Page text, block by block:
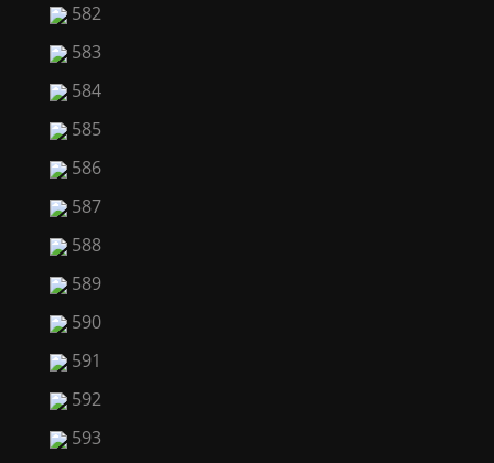
582
583
584
585
586
587
588
589
590
591
592
593